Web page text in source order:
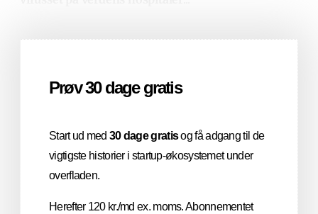
Prøv 30 dage gratis
Start ud med 30 dage gratisog få adgang til de
vigtigste historier i startup-økosystemet under
overfladen.
Herefter 120 kr./md ex. moms. Abonnementet